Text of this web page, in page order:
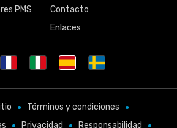
PMS
Contacto
Enlaces
Términos y condiciones
Privacidad Responsabilidad